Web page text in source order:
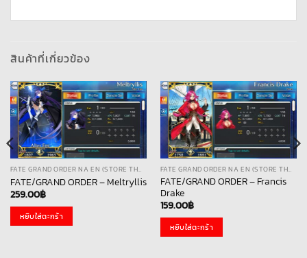
สินค้าที่เกี่ยวข้อง
FATE GRAND ORDER NA EN (STORE THAI)
FATE/GRAND ORDER – Meltryllis
259.00฿
หยิบใส่ตะกร้า
FATE GRAND ORDER NA EN (STORE THAI)
FATE/GRAND ORDER – Francis
Drake
159.00฿
หยิบใส่ตะกร้า